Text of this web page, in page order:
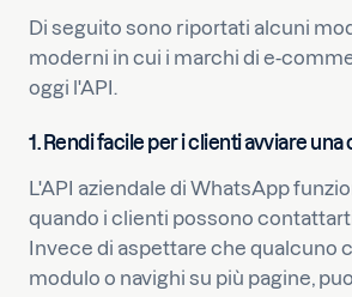
Di seguito sono riportati alcuni
moderni in cui i marchi di e-
oggi l'API.
1. Rendi facile per i clienti avviare
L'API aziendale di WhatsApp
quando i clienti possono
Invece di aspettare che qualcuno
modulo o navighi su più pagine,